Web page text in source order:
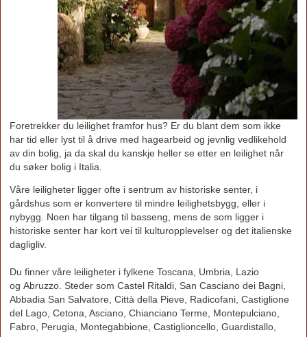
Foretrekker du leilighet framfor hus? Er du blant dem som ikke
har tid eller lyst til å drive med hagearbeid og jevnlig vedlikehold
av din bolig, ja da skal du kanskje heller se etter en leilighet når
du søker bolig i Italia.
Våre leiligheter ligger ofte i sentrum av historiske senter, i
gårdshus som er konvertere til mindre leilighetsbygg, eller i
nybygg. Noen har tilgang til basseng, mens de som ligger i
historiske senter har kort vei til kulturopplevelser og det italienske
dagligliv.
Du finner våre leiligheter i fylkene Toscana, Umbria, Lazio
og Abruzzo. Steder som Castel Ritaldi, San Casciano dei Bagni,
Abbadia San Salvatore, Città della Pieve, Radicofani, Castiglione
del Lago, Cetona, Asciano, Chianciano Terme, Montepulciano,
Fabro, Perugia, Montegabbione, Castiglioncello, Guardistallo,